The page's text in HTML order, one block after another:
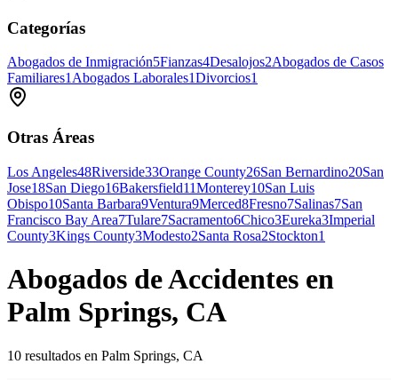
Categorías
Abogados de Inmigración5Fianzas4Desalojos2Abogados de Casos
Familiares1Abogados Laborales1Divorcios1
Otras Áreas
Los Angeles48Riverside33Orange County26San Bernardino20San
Jose18San Diego16Bakersfield11Monterey10San Luis
Obispo10Santa Barbara9Ventura9Merced8Fresno7Salinas7San
Francisco Bay Area7Tulare7Sacramento6Chico3Eureka3Imperial
County3Kings County3Modesto2Santa Rosa2Stockton1
Abogados de Accidentes en
Palm Springs, CA
10 resultados en Palm Springs, CA